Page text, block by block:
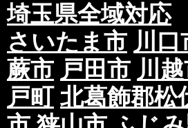
埼玉県全域対応
さいたま市 川口
蕨市 戸田市 川
戸町 北葛飾郡松